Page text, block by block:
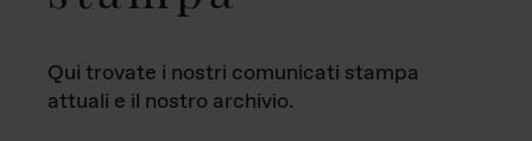
Qui trovate i nostri comunicati stampa
attuali e il nostro archivio.